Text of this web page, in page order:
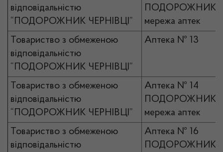
відповідальністю
“ПОДОРОЖНИК ЧЕРНІВЦІ”
ПОДОРОЖНИК
мережа аптек
Товариство з обмеженою
відповідальністю
“ПОДОРОЖНИК ЧЕРНІВЦІ”
Аптека № 13
Товариство з обмеженою
відповідальністю
“ПОДОРОЖНИК ЧЕРНІВЦІ”
Аптека № 14
ПОДОРОЖНИК
мережа аптек
Товариство з обмеженою
відповідальністю
Аптека № 16
ПОДОРОЖНИК